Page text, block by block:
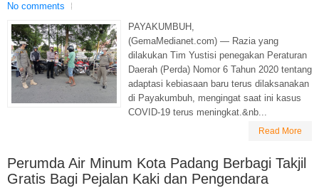
No comments
PAYAKUMBUH,
(GemaMedianet.com) — Razia yang
dilakukan Tim Yustisi penegakan Peraturan
Daerah (Perda) Nomor 6 Tahun 2020 tentang
adaptasi kebiasaan baru terus dilaksanakan
di Payakumbuh, mengingat saat ini kasus
COVID-19 terus meningkat.&nb...
Read More
Perumda Air Minum Kota Padang Berbagi Takjil
Gratis Bagi Pejalan Kaki dan Pengendara